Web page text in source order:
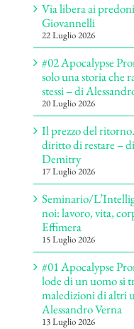
Via libera ai
Giovannelli
22 Luglio 2026
#02 Apocalypse
solo una storia che
stessi – di
20 Luglio 2026
Il prezzo del ritorno.
diritto di restare –
Demitry
17 Luglio 2026
Seminario/
noi: lavoro, vita,
Effimera
15 Luglio 2026
#01 Apocalypse
lode di un uomo si
maledizioni di altri
Alessandro Verna
13 Luglio 2026